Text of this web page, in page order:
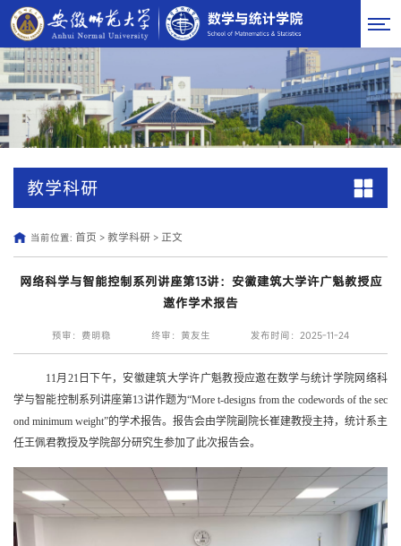
教学科研
当前位置: 首页 > 教学科研> 正文
网络科学与智能控制系列讲座第13讲：安徽建筑大学许广魁教授应
邀作学术报告
预审：费明稳 终审：黄友生 发布时间：2025-11-24
11 月 21 日下午，安徽建筑大学许广魁教授应邀在数学与统计学院网络科
学与智能控制系列讲座第13讲作题为“More t-designs from the codewords of the sec
ond minimum weight”的学术报告。报告会由学院副院长崔建教授主持， 统计系主
任王佩君教授及学院部分研究生参加了此次报告会。